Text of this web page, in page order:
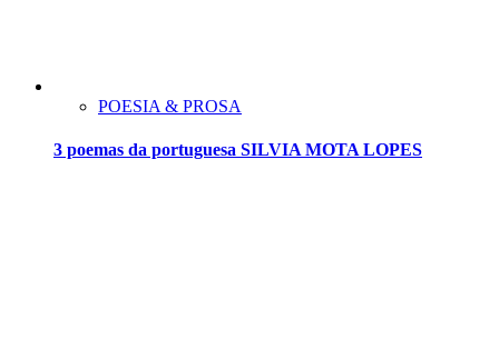
POESIA & PROSA
3 poemas da portuguesa SILVIA MOTA LOPES